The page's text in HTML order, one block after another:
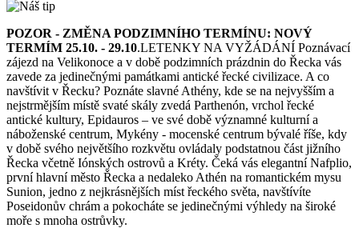
POZOR - ZMĚNA PODZIMNÍHO TERMÍNU: NOVÝ
TERMÍM 25.10. - 29.10.LETENKY NA VYŽÁDÁNÍ Poznávací
zájezd na Velikonoce a v době podzimních prázdnin do Řecka vás
zavede za jedinečnými památkami antické řecké civilizace. A co
navštívit v Řecku? Poznáte slavné Athény, kde se na nejvyšším a
nejstrmějším místě svaté skály zvedá Parthenón, vrchol řecké
antické kultury, Epidauros – ve své době významné kulturní a
náboženské centrum, Mykény - mocenské centrum bývalé říše, kdy
v době svého největšího rozkvětu ovládaly podstatnou část jižního
Řecka včetně Iónských ostrovů a Kréty. Čeká vás elegantní Nafplio,
první hlavní město Řecka a nedaleko Athén na romantickém mysu
Sunion, jedno z nejkrásnějších míst řeckého světa, navštívíte
Poseidonův chrám a pokocháte se jedinečnými výhledy na široké
moře s mnoha ostrůvky.